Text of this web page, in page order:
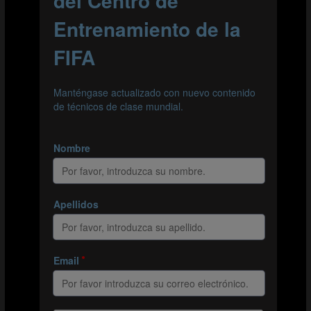
1.ª parte: primeros pasos en el fútbol
Ortega recuerda cómo comenzó su idilio con el fútbol a
los cuatro años. Criada en una familia de futbolistas —
sus tíos jugaron en la primera división española y su
por el fútbol surgió de forma natural. Lejos de
amilanarse por ser la única niña entre los niños, pasaba
el principio, contó con el apoyo incondicional de su
familia. Cuando dijo en casa que quería jugar al fútbol,
su padre la llevó a probar en un equipo local y le
deseaba. Ortega pronto se dio cuenta de que el fútbol
era su verdadera pasión, aunque disfrutaba más
jugando con sus amigos del colegio. Sus padres no lo
2.ª parte: la transición al fútbol organizado
Como muchos niños, Ortega creció jugando al fútbol en
el patio del colegio, sin reglas y con la diversión como